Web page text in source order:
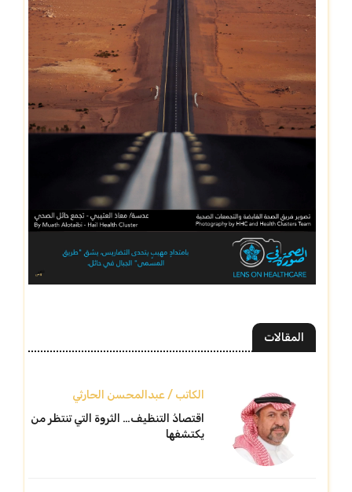
المقالات
الكاتب / عبدالمحسن الحارثي
اقتصادُ التنظيف… الثروة التي تنتظر من
يكتشفها